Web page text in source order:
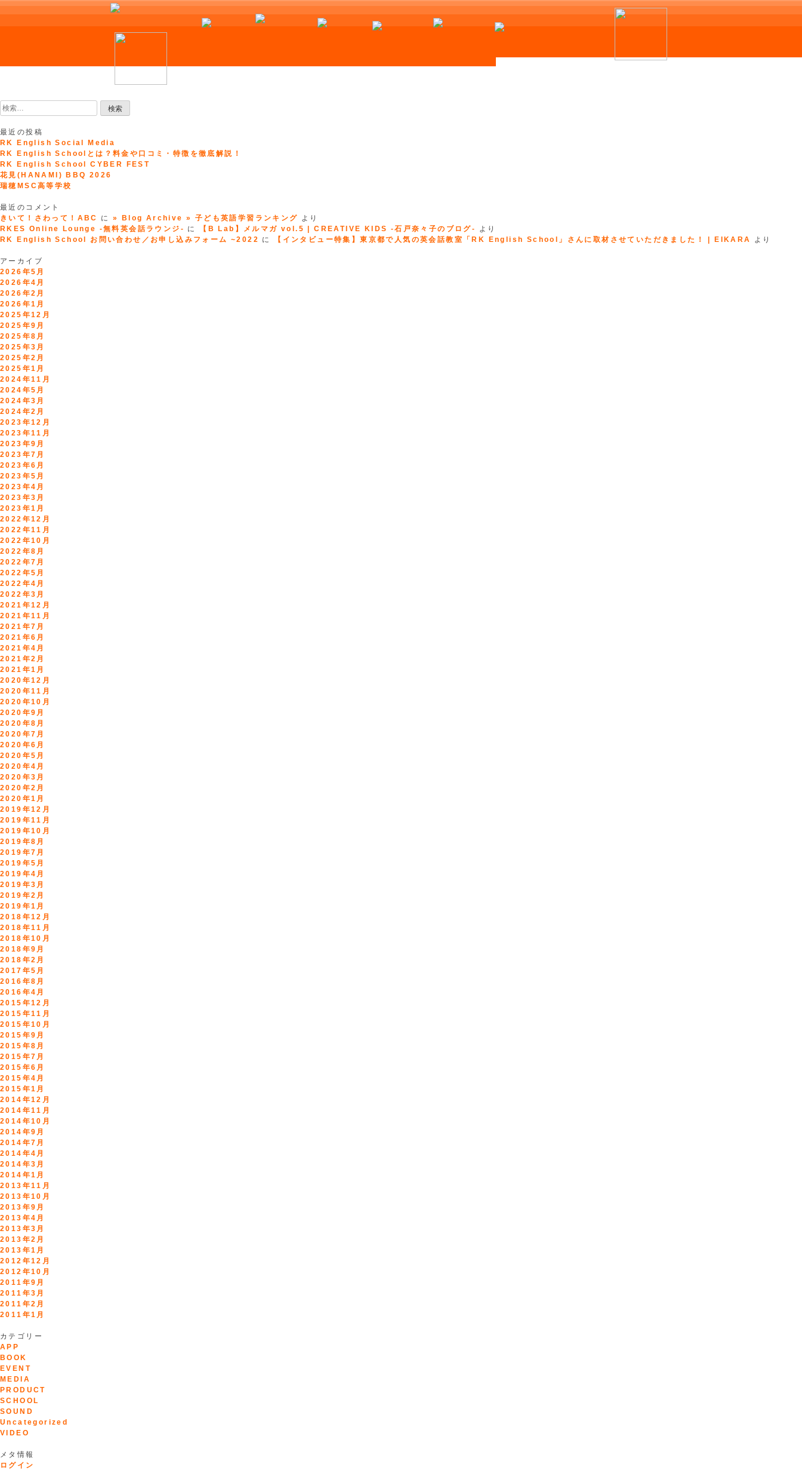
to
content
検
索:
最近の投稿
RK English Social Media
RK English Schoolとは？料金や口コミ・特徴を徹底解説！
RK English School CYBER FEST
花見(HANAMI) BBQ 2026
瑞穂MSC高等学校
最近のコメント
きいて！さわって！ABC
に» Blog Archive » 子ども英語学習ランキング より
RKES Online Lounge -無料英会話ラウンジ- に 【B Lab】メルマガ vol.5 | CREATIVE KIDS -石戸奈々子のブログ-
より
RK English School お問い合わせ／お申し込みフォーム ~2022 に 【インタビュー特集】東京都で人気の英会話教室「RK English School」さんに取材させていただきました！ | EIKARA より
アーカイブ
2026年5月
2026年4月
2026年2月
2026年1月
2025年12月
2025年9月
2025年8月
2025年3月
2025年2月
2025年1月
2024年11月
2024年5月
2024年3月
2024年2月
2023年12月
2023年11月
2023年9月
2023年7月
2023年6月
2023年5月
2023年4月
2023年3月
2023年1月
2022年12月
2022年11月
2022年10月
2022年8月
2022年7月
2022年5月
2022年4月
2022年3月
2021年12月
2021年11月
2021年7月
2021年6月
2021年4月
2021年2月
2021年1月
2020年12月
2020年11月
2020年10月
2020年9月
2020年8月
2020年7月
2020年6月
2020年5月
2020年4月
2020年3月
2020年2月
2020年1月
2019年12月
2019年11月
2019年10月
2019年8月
2019年7月
2019年5月
2019年4月
2019年3月
2019年2月
2019年1月
2018年12月
2018年11月
2018年10月
2018年9月
2018年2月
2017年5月
2016年8月
2016年4月
2015年12月
2015年11月
2015年10月
2015年9月
2015年8月
2015年7月
2015年6月
2015年4月
2015年1月
2014年12月
2014年11月
2014年10月
2014年9月
2014年7月
2014年4月
2014年3月
2014年1月
2013年11月
2013年10月
2013年9月
2013年4月
2013年3月
2013年2月
2013年1月
2012年12月
2012年10月
2011年9月
2011年3月
2011年2月
2011年1月
カテゴリー
APP
BOOK
EVENT
MEDIA
PRODUCT
SCHOOL
SOUND
Uncategorized
VIDEO
メタ情報
ログイン